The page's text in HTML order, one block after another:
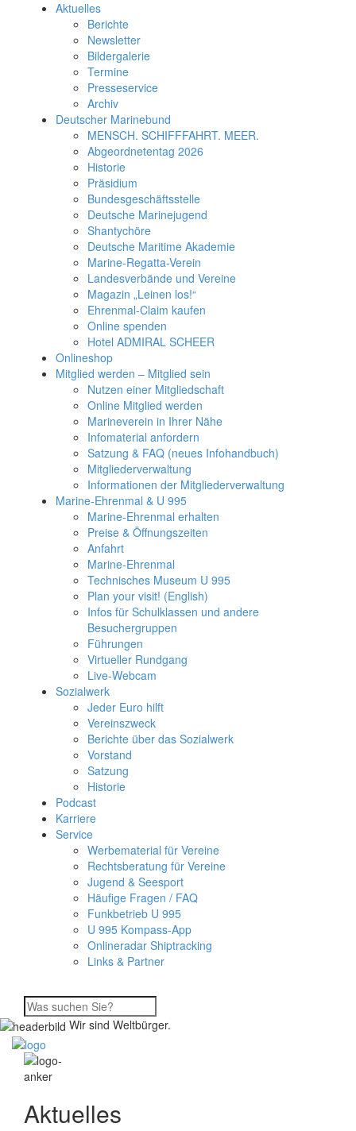
Aktuelles
Berichte
Newsletter
Bildergalerie
Termine
Presseservice
Archiv
Deutscher Marinebund
MENSCH. SCHIFFFAHRT. MEER.
Abgeordnetentag 2026
Historie
Präsidium
Bundesgeschäftsstelle
Deutsche Marinejugend
Shantychöre
Deutsche Maritime Akademie
Marine-Regatta-Verein
Landesverbände und Vereine
Magazin „Leinen los!“
Ehrenmal-Claim kaufen
Online spenden
Hotel ADMIRAL SCHEER
Onlineshop
Mitglied werden – Mitglied sein
Nutzen einer Mitgliedschaft
Online Mitglied werden
Marineverein in Ihrer Nähe
Infomaterial anfordern
Satzung & FAQ (neues Infohandbuch)
Mitgliederverwaltung
Informationen der Mitgliederverwaltung
Marine-Ehrenmal & U 995
Marine-Ehrenmal erhalten
Preise & Öffnungszeiten
Anfahrt
Marine-Ehrenmal
Technisches Museum U 995
Plan your visit! (English)
Infos für Schulklassen und andere
Besuchergruppen
Führungen
Virtueller Rundgang
Live-Webcam
Sozialwerk
Jeder Euro hilft
Vereinszweck
Berichte über das Sozialwerk
Vorstand
Satzung
Historie
Podcast
Karriere
Service
Werbematerial für Vereine
Rechtsberatung für Vereine
Jugend & Seesport
Häufige Fragen / FAQ
Funkbetrieb U 995
U 995 Kompass-App
Onlineradar Shiptracking
Links & Partner
Wir sind Weltbürger.
Aktuelles